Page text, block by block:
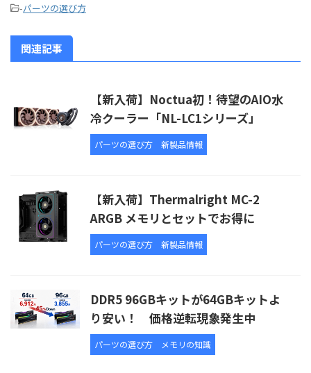
-パーツの選び方
関連記事
【新入荷】Noctua初！待望のAIO水
冷クーラー「NL-LC1シリーズ」
パーツの選び方 新製品情報
【新入荷】Thermalright MC-2
ARGB メモリとセットでお得に
パーツの選び方 新製品情報
DDR5 96GBキットが64GBキットよ
り安い！ 価格逆転現象発生中
パーツの選び方 メモリの知識